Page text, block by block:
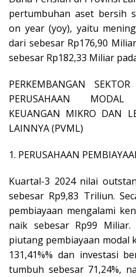
pertumbuhan aset bersih
on year (yoy), yaitu
dari sebesar Rp176,90
sebesar Rp182,33 Miliar
PERKEMBANGAN
PERUSAHAAN
KEUANGAN MIKRO DAN
LAINNYA (PVML)
1. PERUSAHAAN
Kuartal-3 2024 nilai
sebesar Rp9,83 Triliun.
pembiayaan mengalami
naik sebesar Rp99
piutang pembiayaan modal
131,41%% dan investasi
tumbuh sebesar 71,24%,